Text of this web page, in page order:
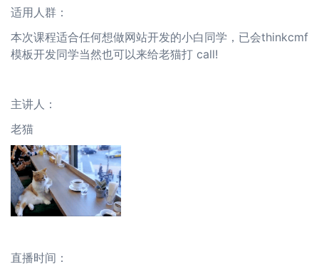
适用人群：
本次课程适合任何想做网站开发的小白同学，已会thinkcmf
模板开发同学当然也可以来给老猫打 call!
主讲人：
老猫
直播时间：